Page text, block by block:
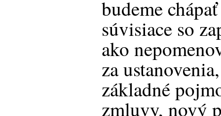
budeme
súvisiace so
ako
za
základné
zmluvy, nový